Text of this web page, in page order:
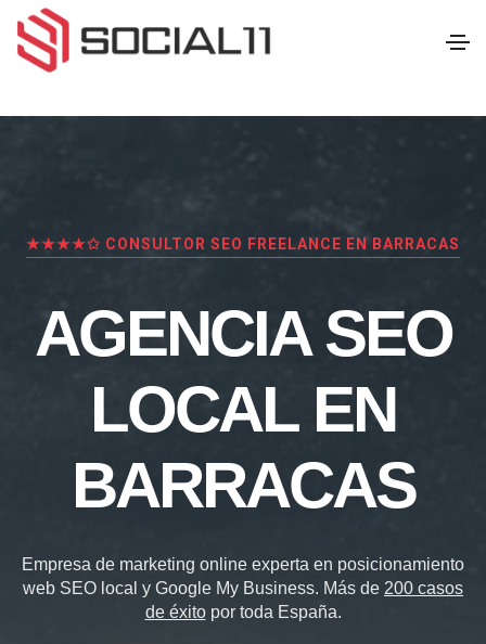
★★★★✩ CONSULTOR SEO FREELANCE EN BARRACAS
AGENCIA SEO
LOCAL EN
BARRACAS
Empresa de marketing online experta en posicionamiento
web SEO local y Google My Business. Más de 200 casos
de éxitopor toda España.